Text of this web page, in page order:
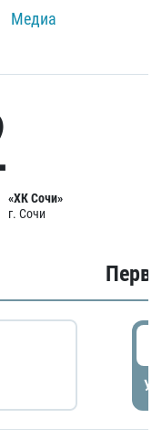
Медиа
«ХК Сочи»
г. Сочи